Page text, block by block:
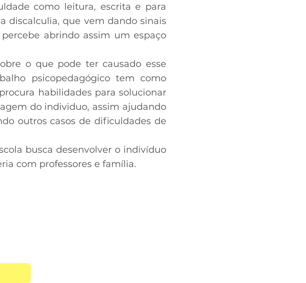
como leitura, escrita e para
discalculia, que vem dando sinais
abrindo assim um espaço
o que pode ter causado esse
psicopedagógico tem como
habilidades para solucionar
do individuo, assim ajudando
outros casos de dificuldades de
busca desenvolver o indivíduo
com professores e família.